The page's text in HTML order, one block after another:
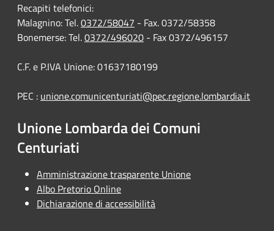
Recapiti telefonici:
Malagnino: Tel.0372/58047 - Fax. 0372/58358
Bonemerse: Tel.0372/496020 - Fax 0372/496157
C.F. e P.IVA Unione: 01637180199
PEC : unione.comunicenturiati@pec.regione.lombardia.it
Unione Lombarda dei Comuni
Centuriati
Amministrazione trasparente Unione
Albo Pretorio Online
Dichiarazione di accessibilità